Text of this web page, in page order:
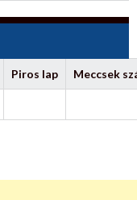
Piros lap Meccsek